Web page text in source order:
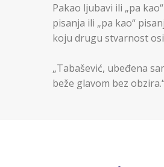
Pakao ljubavi ili „pa
pisanja ili „pa kao“
koju drugu stvarnost
„Tabašević, ubeđena
beže glavom bez